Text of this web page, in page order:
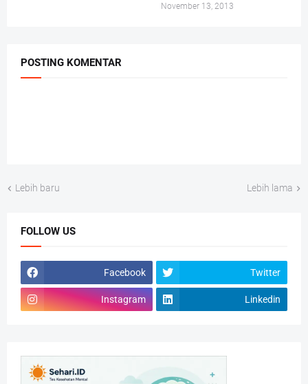
November 13, 2013
POSTING KOMENTAR
Lebih baru Lebih lama
FOLLOW US
Facebook Twitter
Instagram Linkedin